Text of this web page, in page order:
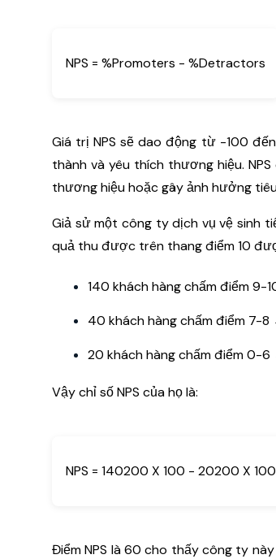
NPS = %Promoters - %Detractors
Giá trị NPS sẽ dao động từ -100
thành và yêu thích thương hiệu.
thương hiệu hoặc gây ảnh hưởng
Giả sử một công ty dịch vụ vệ sinh
quả thu được trên thang điểm 10
140 khách hàng chấm điểm 9-
40 khách hàng chấm điểm 7-8
20 khách hàng chấm điểm 0-
Vậy chỉ số NPS của họ là:
NPS = 140200 X 100 - 20200 X
Điểm NPS là 60 cho thấy công ty